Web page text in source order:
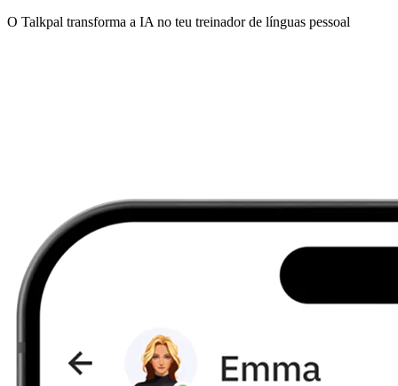
O Talkpal transforma a IA no teu treinador de línguas pessoal